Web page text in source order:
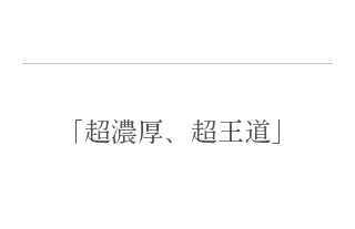
「超濃厚、超王道」